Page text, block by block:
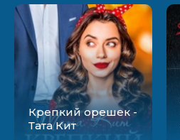
Крепкий орешек -
Тата Кит